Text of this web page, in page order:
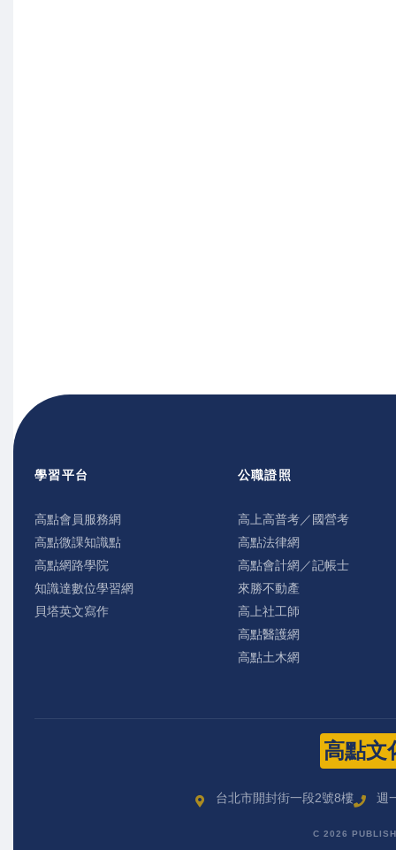
學習平台
高點會員服務網
高點微課知識點
高點網路學院
知識達數位學習網
貝塔英文寫作
公職證照
高上高普考／國營考
高點法律網
高點會計網／記帳士
來勝不動產
高上社工師
高點醫護網
高點土木網
高點文
台北市開封街一段2號8樓 週
C 2026